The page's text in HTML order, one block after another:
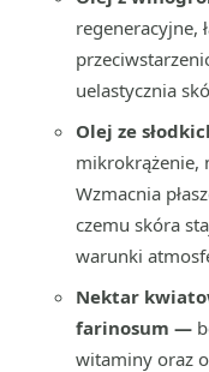
regeneracyjne,
uelastycznia
Olej ze
mikrokrążenie,
Wzmacnia
czemu skóra
warunki
Nektar
farinosum —
witaminy oraz